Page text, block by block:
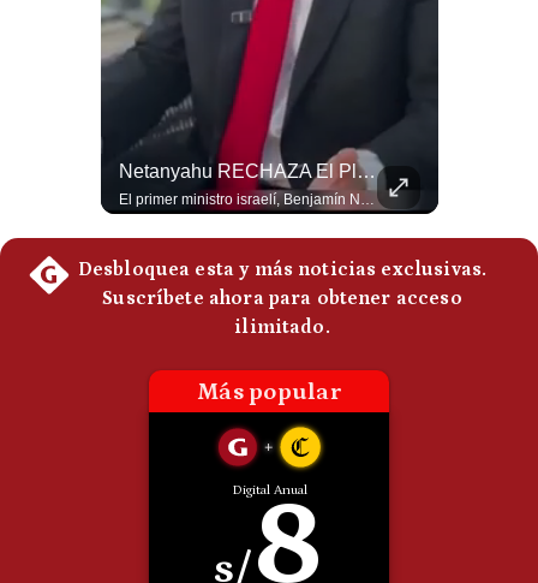
Netanyahu RECHAZA El Plan De Trump Para Gaza | Gestión Mundo